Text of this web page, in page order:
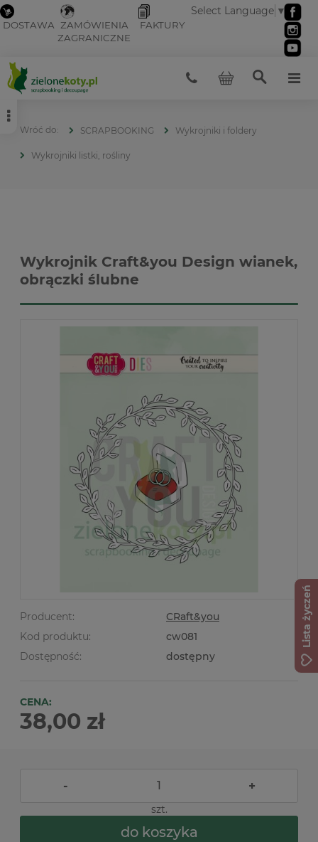
DOSTAWA ZAMÓWIENIA
ZAGRANICZNE
FAKTURY
Select Language ▼
SCRAPBOOKING Wykrojniki i foldery
Wykrojniki listki, rośliny
Wykrojnik Craft&you Design wianek,
obrączki ślubne
Producent:
CRaft&you
Kod produktu:
cw081
Dostępność:
dostępny
CENA:
38,00 zł
- +
szt.
do koszyka
Lista życzeń